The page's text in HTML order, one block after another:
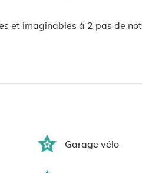
et imaginables à 2 pas de
Garage vélo